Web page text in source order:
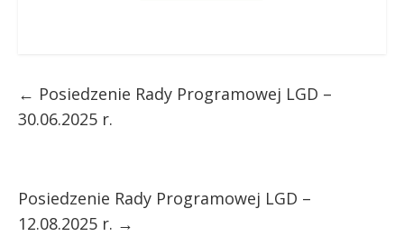
← Posiedzenie Rady Programowej LGD –
30.06.2025 r.
Posiedzenie Rady Programowej LGD –
12.08.2025 r. →